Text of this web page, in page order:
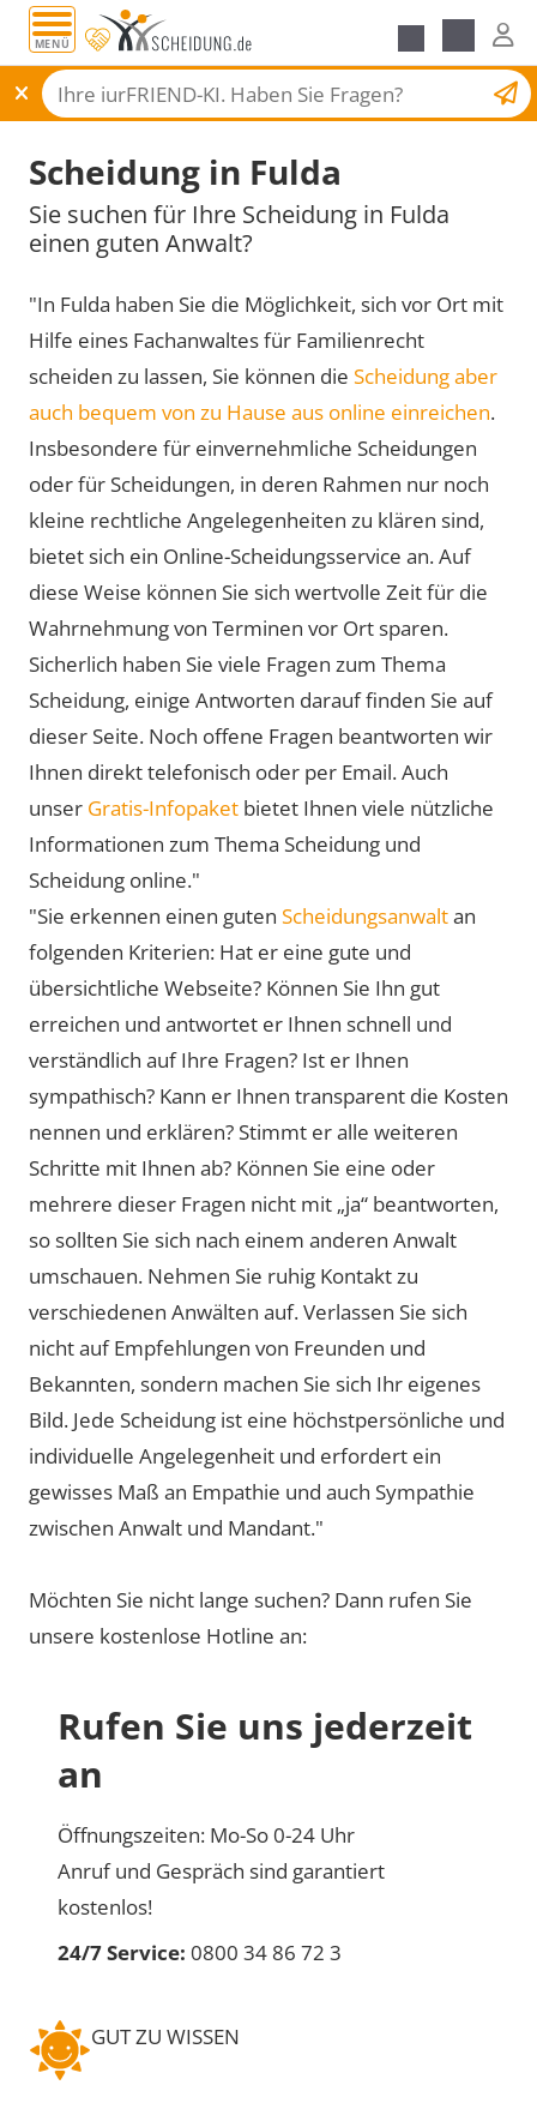
MENÜ
Scheidungsantrag
Scheidung in Fulda
Sie suchen für Ihre Scheidung in Fulda
einen guten Anwalt?
"In Fulda haben Sie die Möglichkeit, sich vor Ort mit
Hilfe eines Fachanwaltes für Familienrecht
scheiden zu lassen, Sie können die Scheidung aber
auch bequem von zu Hause aus online einreichen.
Insbesondere für einvernehmliche Scheidungen
oder für Scheidungen, in deren Rahmen nur noch
kleine rechtliche Angelegenheiten zu klären sind,
bietet sich ein Online-Scheidungsservice an. Auf
diese Weise können Sie sich wertvolle Zeit für die
Wahrnehmung von Terminen vor Ort sparen.
Sicherlich haben Sie viele Fragen zum Thema
Scheidung, einige Antworten darauf finden Sie auf
dieser Seite. Noch offene Fragen beantworten wir
Ihnen direkt telefonisch oder per Email. Auch
unser Gratis-Infopaket bietet Ihnen viele nützliche
Informationen zum Thema Scheidung und
Scheidung online."
"Sie erkennen einen guten Scheidungsanwaltan
folgenden Kriterien: Hat er eine gute und
übersichtliche Webseite? Können Sie Ihn gut
erreichen und antwortet er Ihnen schnell und
verständlich auf Ihre Fragen? Ist er Ihnen
sympathisch? Kann er Ihnen transparent die Kosten
nennen und erklären? Stimmt er alle weiteren
Schritte mit Ihnen ab? Können Sie eine oder
mehrere dieser Fragen nicht mit „ja“ beantworten,
so sollten Sie sich nach einem anderen Anwalt
umschauen. Nehmen Sie ruhig Kontakt zu
verschiedenen Anwälten auf. Verlassen Sie sich
nicht auf Empfehlungen von Freunden und
Bekannten, sondern machen Sie sich Ihr eigenes
Bild. Jede Scheidung ist eine höchstpersönliche und
individuelle Angelegenheit und erfordert ein
gewisses Maß an Empathie und auch Sympathie
zwischen Anwalt und Mandant."
Möchten Sie nicht lange suchen? Dann rufen Sie
unsere kostenlose Hotline an:
Rufen Sie uns jederzeit
an
Öffnungszeiten: Mo-So 0-24 Uhr
Anruf und Gespräch sind garantiert
kostenlos!
24/7 Service: 0800 34 86 72 3
GUT ZU WISSEN